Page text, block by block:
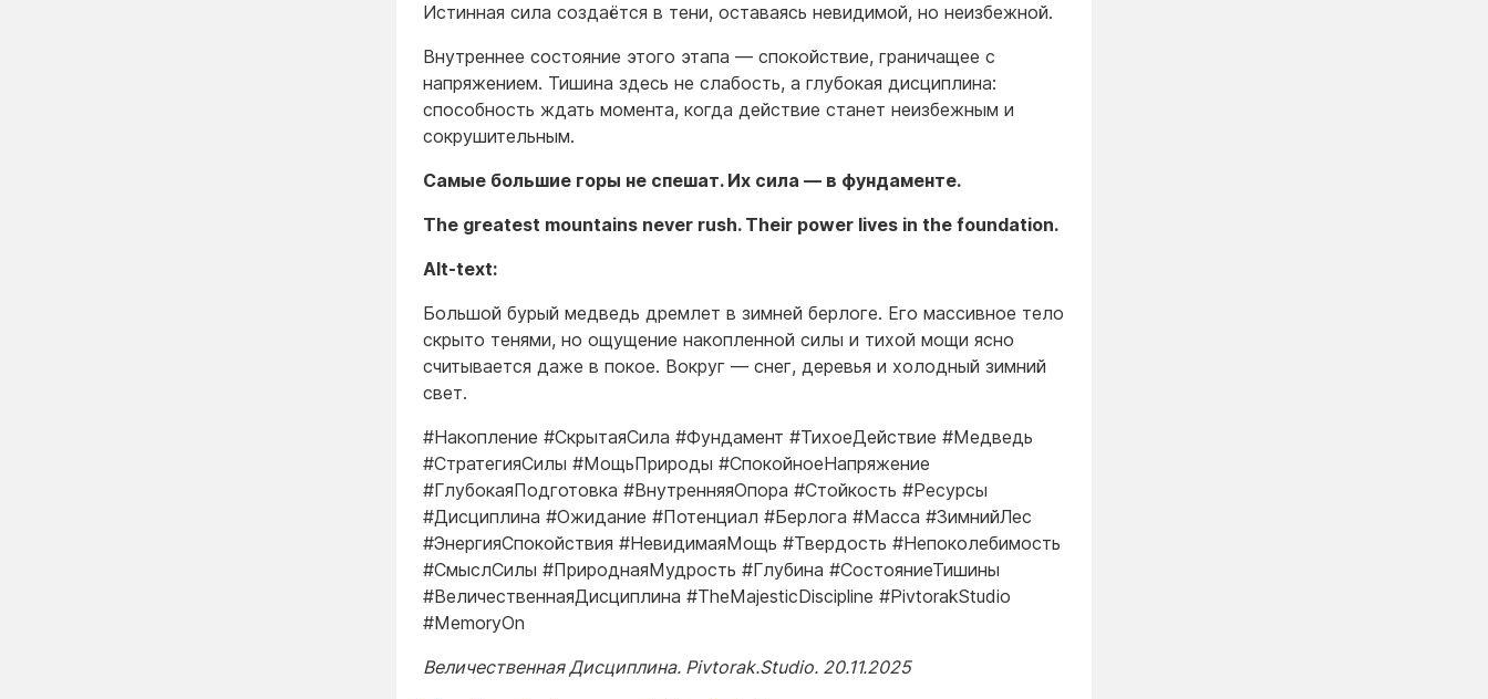
Истинная сила создаётся в тени, оставаясь невидимой, но неизбежной.
Внутреннее состояние этого этапа — спокойствие, граничащее с
напряжением. Тишина здесь не слабость, а глубокая дисциплина:
способность ждать момента, когда действие станет неизбежным и
сокрушительным.
Самые большие горы не спешат. Их сила — в фундаменте.
The greatest mountains never rush. Their power lives in the foundation.
Alt-text:
Большой бурый медведь дремлет в зимней берлоге. Его массивное тело
скрыто тенями, но ощущение накопленной силы и тихой мощи ясно
считывается даже в покое. Вокруг — снег, деревья и холодный зимний
свет.
#Накопление #СкрытаяСила #Фундамент #ТихоеДействие #Медведь
#СтратегияСилы #МощьПрироды #СпокойноеНапряжение
#ГлубокаяПодготовка #ВнутренняяОпора #Стойкость #Ресурсы
#Дисциплина #Ожидание #Потенциал #Берлога #Масса #ЗимнийЛес
#ЭнергияСпокойствия #НевидимаяМощь #Твердость #Непоколебимость
#СмыслСилы #ПрироднаяМудрость #Глубина #СостояниеТишины
#ВеличественнаяДисциплина #TheMajesticDiscipline #PivtorakStudio
#MemoryOn
Величественная Дисциплина. Pivtorak.Studio. 20.11.2025